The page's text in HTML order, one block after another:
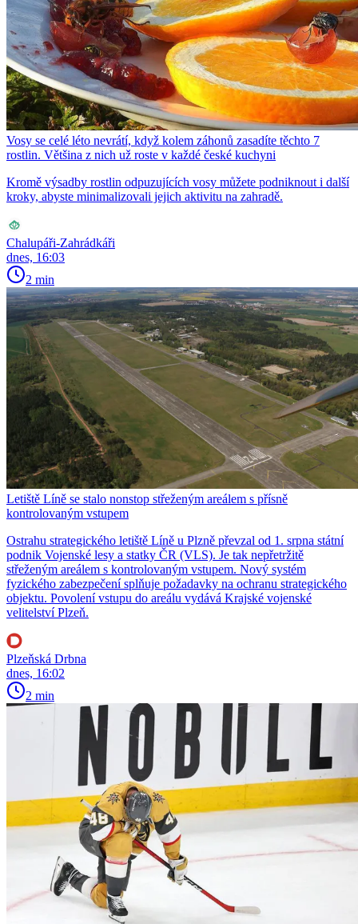
Vosy se celé léto nevrátí, když kolem záhonů zasadíte těchto 7
rostlin. Většina z nich už roste v každé české kuchyni
Kromě výsadby rostlin odpuzujících vosy můžete podniknout i další
kroky, abyste minimalizovali jejich aktivitu na zahradě.
Chalupáři-Zahrádkáři
dnes, 16:03
2 min
Letiště Líně se stalo nonstop střeženým areálem s přísně
kontrolovaným vstupem
Ostrahu strategického letiště Líně u Plzně převzal od 1. srpna státní
podnik Vojenské lesy a statky ČR (VLS). Je tak nepřetržitě
střeženým areálem s kontrolovaným vstupem. Nový systém
fyzického zabezpečení splňuje požadavky na ochranu strategického
objektu. Povolení vstupu do areálu vydává Krajské vojenské
velitelství Plzeň.
Plzeňská Drbna
dnes, 16:02
2 min